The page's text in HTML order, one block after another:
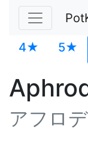
4★ 5★
アフロ